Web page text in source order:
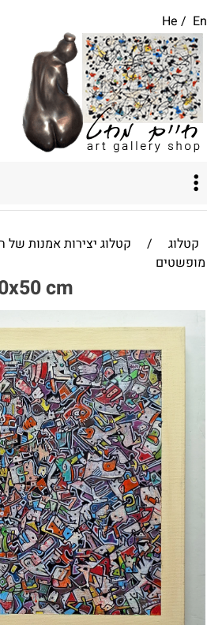
He / En
קטלוג / קטלוג יצירות אמנות של
מופשטים
cm